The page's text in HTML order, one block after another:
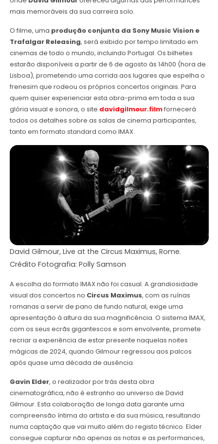
mais memoráveis da sua carreira solo.
O filme, uma produção conjunta da Sony Music Vision e
Trafalgar Releasing, será exibido por tempo limitado em
cinemas de todo o mundo, incluindo Portugal. Os bilhetes
estarão disponíveis a partir de 6 de agosto às 14h00 (hora de
Lisboa), prometendo uma corrida aos lugares que espelha o
frenesim que rodeou os próprios concertos originais. Para
quem quiser experienciar esta obra-prima em toda a sua
glória visual e sonora, o site davidgilmour.filmfornecerá
todos os detalhes sobre as salas de cinema participantes,
tanto em formato standard como IMAX.
David Gilmour, Live at the Circus Maximus, Rome.
Crédito Fotografia: Polly Samson
A escolha do formato IMAX não foi casual. A grandiosidade
visual dos concertos no Circus Maximus, com as ruínas
romanas a servir de pano de fundo natural, exige uma
apresentação à altura da sua magnificência. O sistema IMAX,
com os seus ecrãs gigantescos e som envolvente, promete
recriar a experiência de estar presente naquelas noites
mágicas de 2024, quando Gilmour regressou aos palcos
após quase uma década de ausência.
Gavin Elder, o realizador por trás desta obra
cinematográfica, não é estranho ao universo de David
Gilmour. Esta colaboração de longa data garante uma
compreensão íntima do artista e da sua música, resultando
numa captação que vai muito além do registo técnico. Elder
consegue capturar não apenas as notas e as performances,